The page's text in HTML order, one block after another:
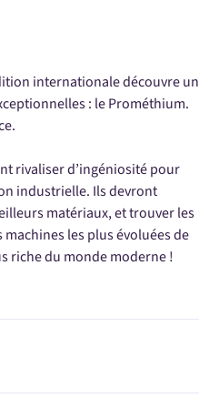
internationale découvre un
: le Prométhium.
rivaliser d’ingéniosité pour
industrielle. Ils devront
matériaux, et trouver les
les plus évoluées de
riche du monde moderne !